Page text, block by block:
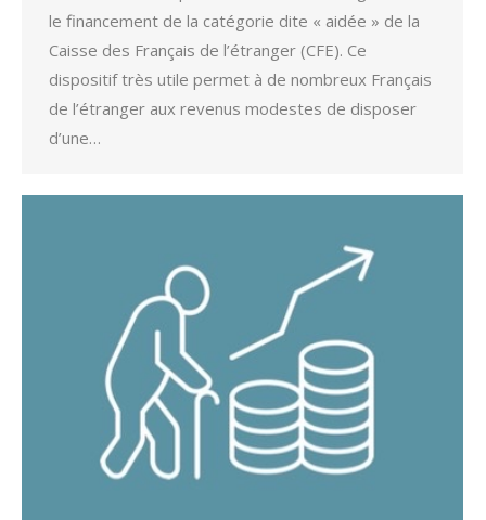
le financement de la catégorie dite « aidée » de la
Caisse des Français de l’étranger (CFE). Ce
dispositif très utile permet à de nombreux Français
de l’étranger aux revenus modestes de disposer
d’une…